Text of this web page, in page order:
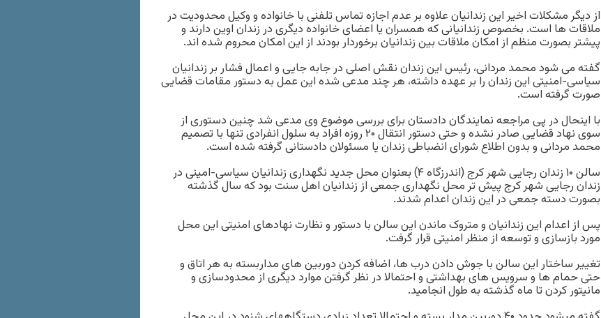
از دیگر مشکلات اخیر این زندانیان علاوه بر عدم اجازه تماس تلفنی با خانواده و وکیل محدودیت در
ملاقات ها است. بخصوص زندانیانی که همسران یا اعضای خانواده دیگری در زندان اوین دارند و
پیشتر بصورت منظم از امکان ملاقات بین زندانیان برخوردار بودند از این امکان محروم شده اند.
گفته می شود محمد مردانی، رئیس این زندان نقش اصلی در جابه جایی و اعمال فشار بر زندانیان
سیاسی-امنیتی این زندان را بر عهده داشته، هر چند مدعی شده این عمل به دستور مقامات قضایی
صورت گرفته است.
با اینحال در پی مراجعه نمایندگان دادستان برای بررسی موضوع وی مدعی شد چنین دستوری از
سوی نهاد قضایی صادر نشده و حتی دستور انتقال ۲۰ روزه افراد به سلول انفرادی تنها با تصمیم
محمد مردانی و بدون اطلاع شورای انضباطی زندان یا مسئولان دادستانی گرفته شده است.
سالن ۱۰ زندان رجایی شهر کرج (اندرزگاه ۴) بعنوان محل جدید نگهداری زندانیان سیاسی-امینی در
زندان رجایی شهر کرج پیش تر محل نگهداری جمعی از زندانیان اهل سنت بود که سال گذشته
بصورت دسته جمعی در این زندان اعدام شدند.
پس از اعدام این زندانیان و متروک ماندن این سالن با دستور و نظارت نهادهای امنیتی این محل
مورد بازسازی و توسعه از منظر امنیتی قرار گرفت.
تغییر ساختار این سالن با جوش دادن درب ها، اضافه کردن دوربین های مداربسته به هر اتاق و
حتی حمام ها و سرویس های بهداشتی و احتمالا در نظر گرفتن موارد دیگری از محدودسازی و
مانیتور کردن تا ماه گذشته به طول انجامید.